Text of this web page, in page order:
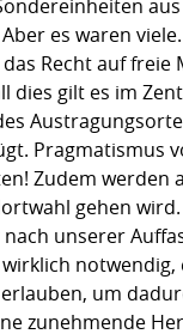
es waren
Recht auf freie
dies gilt es im
Pragmatismus
Zudem werden
gehen wird.
unserer
um
zunehmende